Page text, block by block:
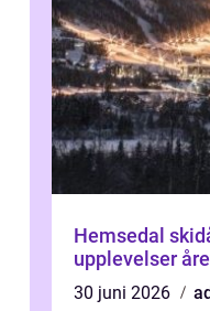
Hemsedal skidåkning, natur och
upplevelser
30 juni 2026